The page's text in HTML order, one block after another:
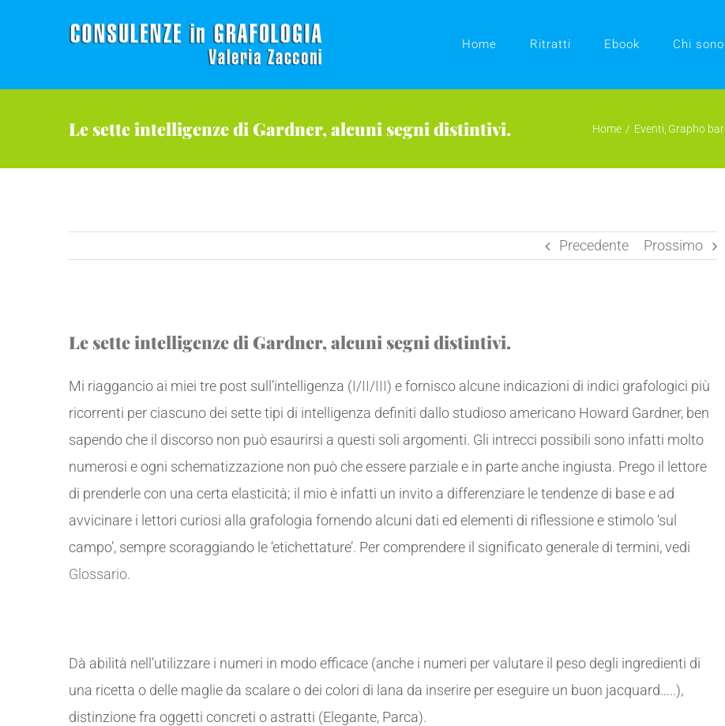
Home Ritratti Ebook Chi sono
Le sette intelligenze di Gardner, alcuni segni distintivi. Home Eventi Grapho bar
Precedente Prossimo
immagine
Le sette intelligenze di Gardner, alcuni segni distintivi.
Mi riaggancio ai miei tre post sull’intelligenza (I/II/III) e fornisco alcune indicazioni di indici grafologici più
ricorrenti per ciascuno dei sette tipi di intelligenza definiti dallo studioso americano Howard Gardner, ben
sapendo che il discorso non può esaurirsi a questi soli argomenti. Gli intrecci possibili sono infatti molto
numerosi e ogni schematizzazione non può che essere parziale e in parte anche ingiusta. Prego il lettore
di prenderle con una certa elasticità; il mio è infatti un invito a differenziare le tendenze di base e ad
avvicinare i lettori curiosi alla grafologia fornendo alcuni dati ed elementi di riflessione e stimolo ‘sul
campo’, sempre scoraggiando le ‘etichettature’. Per comprendere il significato generale di termini, vedi
Glossario.
Dà abilità nell’utilizzare i numeri in modo efficace (anche i numeri per valutare il peso degli ingredienti di
una ricetta o delle maglie da scalare o dei colori di lana da inserire per eseguire un buon jacquard…..),
distinzione fra oggetti concreti o astratti (Elegante, Parca).